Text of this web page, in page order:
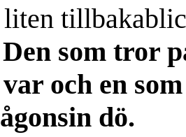
liten
Den som tror
och en
dö.